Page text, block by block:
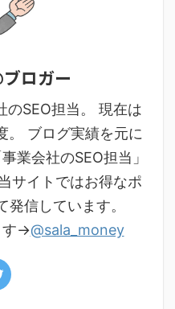
ロガー
のSEO担当。 現在は
。 ブログ実績を元に
業会社のSEO担当」
サイトではお得なポ
発信しています。
す→@sala_money